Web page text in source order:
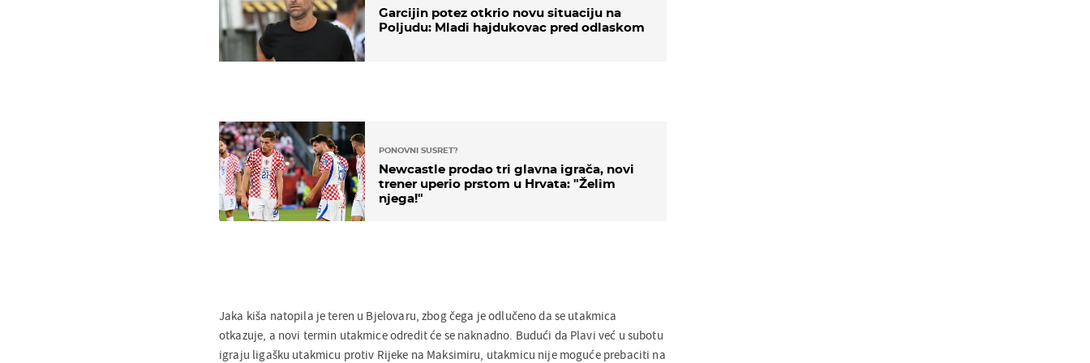
Garcijin potez otkrio novu situaciju na
Poljudu: Mladi hajdukovac pred odlaskom
PONOVNI SUSRET?
Newcastle prodao tri glavna igrača, novi
trener uperio prstom u Hrvata: "Želim
njega!"
Jaka kiša natopila je teren u Bjelovaru, zbog čega je odlučeno da se utakmica
otkazuje, a novi termin utakmice odredit će se naknadno. Budući da Plavi već u subotu
igraju ligašku utakmicu protiv Rijeke na Maksimiru, utakmicu nije moguće prebaciti na